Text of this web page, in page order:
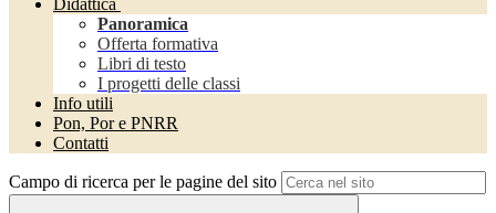
Didattica
Panoramica
Offerta formativa
Libri di testo
I progetti delle classi
Info utili
Pon, Por e PNRR
Contatti
Campo di ricerca per le pagine del sito